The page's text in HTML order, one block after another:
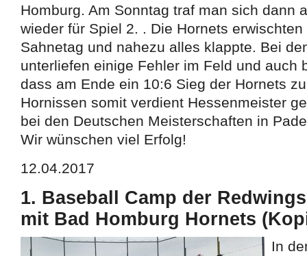
Homburg. Am Sonntag traf man sich dann
wieder für Spiel 2. . Die Hornets
Sahnetag und nahezu alles klappte. Bei
unterliefen einige Fehler im Feld und auch
dass am Ende ein 10:6 Sieg der Hornets
Hornissen somit verdient Hessenmeister
bei den Deutschen Meisterschaften in
Wir wünschen viel Erfolg!
12.04.2017
1. Baseball Camp der
mit Bad Homburg Hornets
In